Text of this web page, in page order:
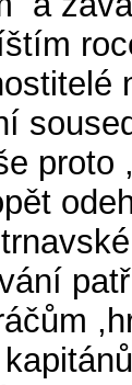
proto